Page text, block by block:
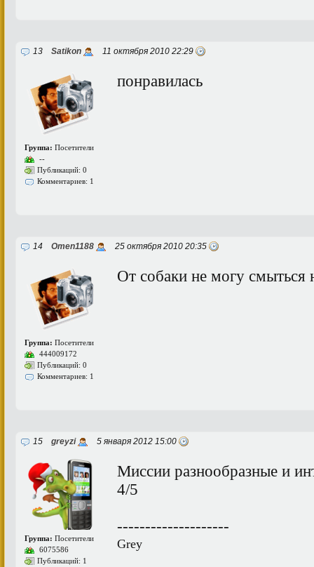
13 Satikon 11 октября 2010 22:29
Группа: Посетители
--
Публикаций: 0
Комментариев: 1
понравилась
14 Omen1188 25 октября 2010 20:35
Группа: Посетители
444009172
Публикаций: 0
Комментариев: 1
От собаки не могу смыться
15 greyzi 5 января 2012 15:00
Группа: Посетители
6075586
Публикаций: 1
Миссии разнообразные и
4/5
--------------------
Grey